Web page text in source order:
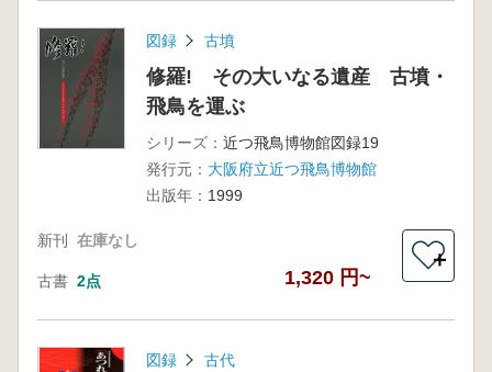
図録 古墳
修羅! その大いなる遺産 古墳・
飛鳥を運ぶ
シリーズ： 近つ飛鳥博物館図録19
発行元： 大阪府立近つ飛鳥博物館
出版年： 1999
新刊 在庫なし
古書 2点 1,320 円~
＋
図録 古代